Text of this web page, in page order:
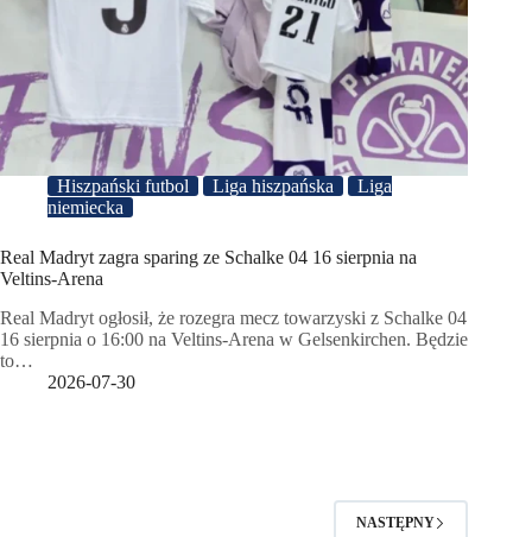
Hiszpański futbol Liga hiszpańska
Liga
niemiecka
Real Madryt zagra sparing ze Schalke 04 16 sierpnia na
Veltins-Arena
Real Madryt ogłosił, że rozegra mecz towarzyski z Schalke 04
16 sierpnia o 16:00 na Veltins-Arena w Gelsenkirchen. Będzie
to…
2026-07-30
NASTĘPNY